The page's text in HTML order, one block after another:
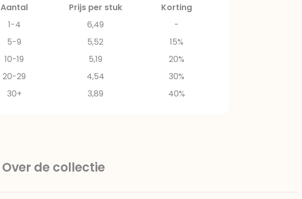
Aantal Prijs per stuk
Korting
1-4
6,49
-
5-9
5,52
15%
10-19
5,19
20%
20-29
4,54
30%
30+
3,89 40%
Over de collectie